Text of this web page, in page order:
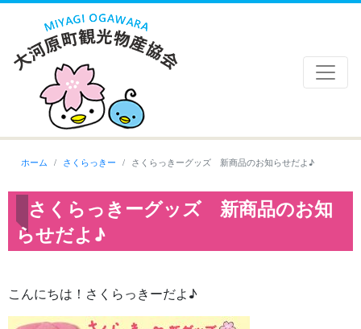
ホーム さくらっきー さくらっきーグッズ 新商品のお知らせだよ♪
さくらっきーグッズ 新商品のお知
らせだよ♪
こんにちは！さくらっきーだよ♪